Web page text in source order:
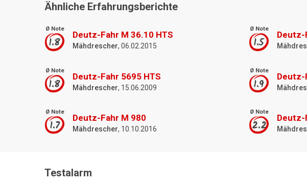
Ähnliche Erfahrungsberichte
Ø Note
1.8
Deutz-Fahr M 36.10 HTS
Mähdrescher, 06.02.2015
Ø Note
1.5
Deutz-
Ø Note
1.8
Deutz-Fahr 5695 HTS
Mähdrescher, 15.06.2009
Ø Note
1.9
Deutz-
Ø Note
1.7
Deutz-Fahr M 980
Mähdrescher, 10.10.2016
Ø Note
2.2
Deutz-
Testalarm